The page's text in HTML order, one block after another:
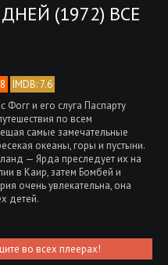
(1972) ВСЕ
IMDB: 7.6
и его слуга Паспарту
по всем
самые замечательные
океаны, горы и пустыни.
— Ярда преследует их на
в Каир, затем Бомбей и
очень увлекательна, она
детей.
во всех плеерах!